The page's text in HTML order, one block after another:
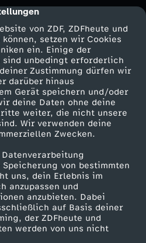
von ZDF, ZDFheute und
setzen wir Cookies
ein. Einige der
sind unbedingt erforderlich
Zustimmung dürfen wir
darüber hinaus
Gerät speichern und/oder
deine Daten ohne deine
weiter, die nicht unsere
Wir verwenden deine
Zwecken.
von bestimmten
uns, dein Erlebnis im
anzupassen und
anzubieten. Dabei
auf Basis deiner
der ZDFheute und
werden von uns nicht
Service
ZDFmitreden
Kontakt zum ZDF
Tickets
Zuschauerservice
Hilfe